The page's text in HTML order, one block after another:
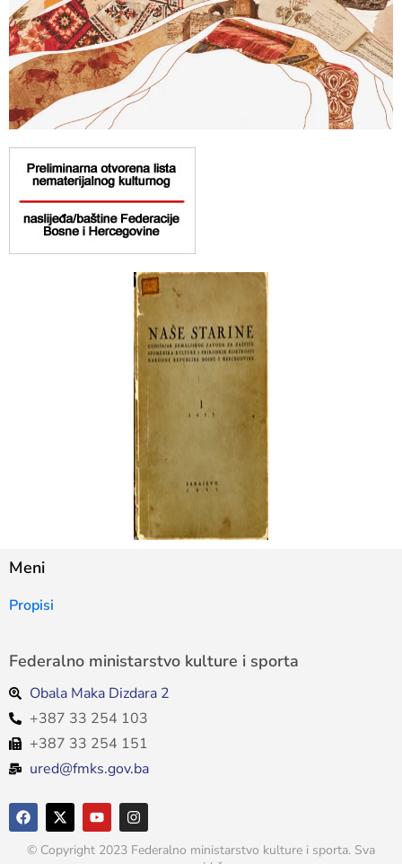
Meni
Propisi
Federalno ministarstvo kulture i sporta
Obala Maka Dizdara 2
+387 33 254 103
+387 33 254 151
ured@fmks.gov.ba
© Copyright 2023 Federalno ministarstvo kulture i sporta. Sva